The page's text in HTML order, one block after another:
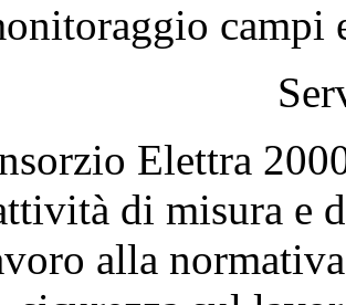
campi
Elettra
di misura e
alla